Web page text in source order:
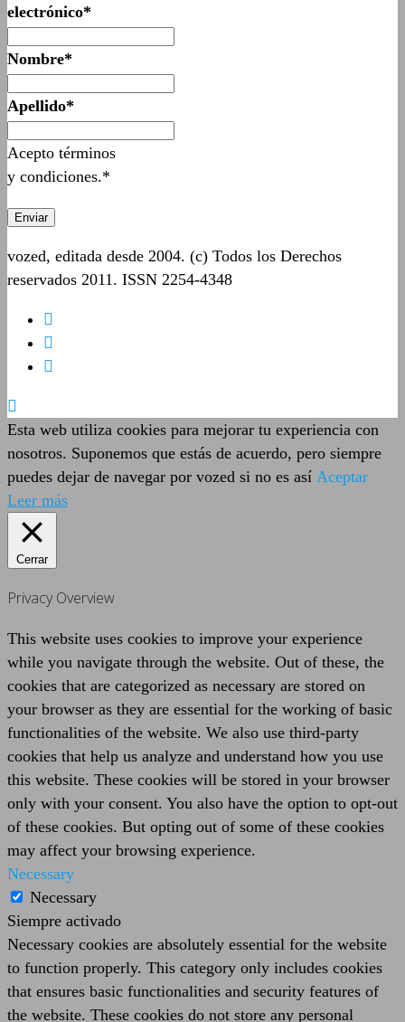
electrónico*
Nombre*
Apellido*
Acepto términos
y condiciones.*
vozed, editada desde 2004. (c) Todos los Derechos
reservados 2011. ISSN 2254-4348
Esta web utiliza cookies para mejorar tu experiencia con
nosotros. Suponemos que estás de acuerdo, pero siempre
puedes dejar de navegar por vozed si no es así Aceptar
Leer más
Cerrar
Privacy Overview
This website uses cookies to improve your experience
while you navigate through the website. Out of these, the
cookies that are categorized as necessary are stored on
your browser as they are essential for the working of basic
functionalities of the website. We also use third-party
cookies that help us analyze and understand how you use
this website. These cookies will be stored in your browser
only with your consent. You also have the option to opt-out
of these cookies. But opting out of some of these cookies
may affect your browsing experience.
Necessary
Necessary
Siempre activado
Necessary cookies are absolutely essential for the website
to function properly. This category only includes cookies
that ensures basic functionalities and security features of
the website. These cookies do not store any personal